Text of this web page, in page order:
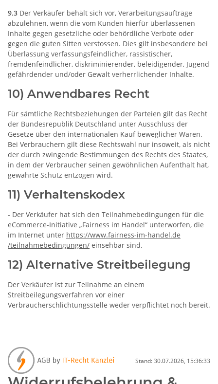
9.3 Der Verkäufer behält sich vor, Verarbeitungsaufträge
abzulehnen, wenn die vom Kunden hierfür überlassenen
Inhalte gegen gesetzliche oder behördliche Verbote oder
gegen die guten Sitten verstossen. Dies gilt insbesondere bei
Überlassung verfassungsfeindlicher, rassistischer,
fremdenfeindlicher, diskriminierender, beleidigender, Jugend
gefährdender und/oder Gewalt verherrlichender Inhalte.
10) Anwendbares Recht
Für sämtliche Rechtsbeziehungen der Parteien gilt das Recht
der Bundesrepublik Deutschland unter Ausschluss der
Gesetze über den internationalen Kauf beweglicher Waren.
Bei Verbrauchern gilt diese Rechtswahl nur insoweit, als nicht
der durch zwingende Bestimmungen des Rechts des Staates,
in dem der Verbraucher seinen gewöhnlichen Aufenthalt hat,
gewährte Schutz entzogen wird.
11) Verhaltenskodex
- Der Verkäufer hat sich den Teilnahmebedingungen für die
eCommerce-Initiative „Fairness im Handel“ unterworfen, die
im Internet unter https://www.fairness-im-handel.de
/teilnahmebedingungen/ einsehbar sind.
12) Alternative Streitbeilegung
Der Verkäufer ist zur Teilnahme an einem
Streitbeilegungsverfahren vor einer
Verbraucherschlichtungsstelle weder verpflichtet noch bereit.
Stand: 30.07.2026, 15:36:33